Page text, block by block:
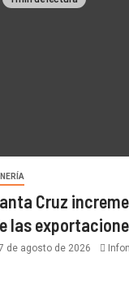
Cruz
las
de agosto de 2026